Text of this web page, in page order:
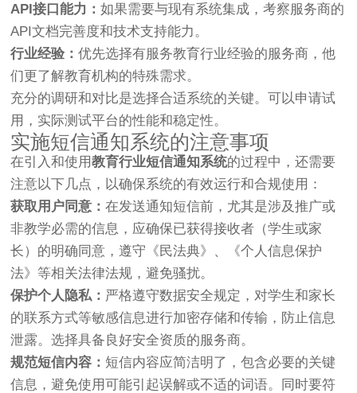
API接口能力：如果需要与现有系统集成，考察服务商的
API文档完善度和技术支持能力。
行业经验：优先选择有服务教育行业经验的服务商，他
们更了解教育机构的特殊需求。
充分的调研和对比是选择合适系统的关键。可以申请试
用，实际测试平台的性能和稳定性。
实施短信通知系统的注意事项
在引入和使用教育行业短信通知系统的过程中，还需要
注意以下几点，以确保系统的有效运行和合规使用：
获取用户同意：在发送通知短信前，尤其是涉及推广或
非教学必需的信息，应确保已获得接收者（学生或家
长）的明确同意，遵守《民法典》、《个人信息保护
法》等相关法律法规，避免骚扰。
保护个人隐私： 严格遵守数据安全规定，对学生和家长
的联系方式等敏感信息进行加密存储和传输，防止信息
泄露。选择具备良好安全资质的服务商。
规范短信内容： 短信内容应简洁明了，包含必要的关键
信息，避免使用可能引起误解或不适的词语。同时要符